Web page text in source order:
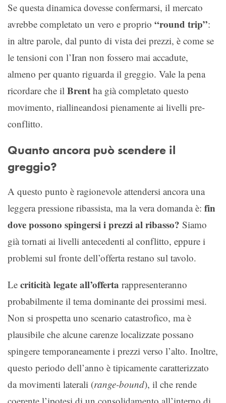
Se questa dinamica dovesse confermarsi, il mercato
avrebbe completato un vero e proprio “round trip”:
in altre parole, dal punto di vista dei prezzi, è come se
le tensioni con l’Iran non fossero mai accadute,
almeno per quanto riguarda il greggio. Vale la pena
ricordare che il Brent ha già completato questo
movimento, riallineandosi pienamente ai livelli pre-
conflitto.
Quanto ancora può scendere il
greggio?
A questo punto è ragionevole attendersi ancora una
leggera pressione ribassista, ma la vera domanda è: fin
dove possono spingersi i prezzi al ribasso? Siamo
già tornati ai livelli antecedenti al conflitto, eppure i
problemi sul fronte dell’offerta restano sul tavolo.
Le criticità legate all’offerta rappresenteranno
probabilmente il tema dominante dei prossimi mesi.
Non si prospetta uno scenario catastrofico, ma è
plausibile che alcune carenze localizzate possano
spingere temporaneamente i prezzi verso l’alto. Inoltre,
questo periodo dell’anno è tipicamente caratterizzato
da movimenti laterali (range-bound), il che rende